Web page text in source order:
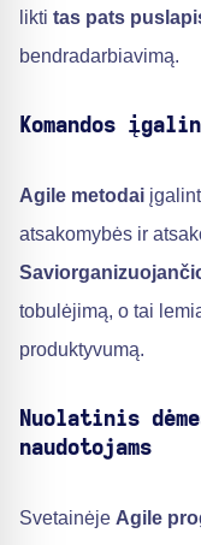
likti tas pats
bendradarbiavimą.
Komandos
Agile metodai
atsakomybės ir
tobulėjimą, o tai
produktyvumą.
Nuolatinis
naudotojams
Svetainėje Agile